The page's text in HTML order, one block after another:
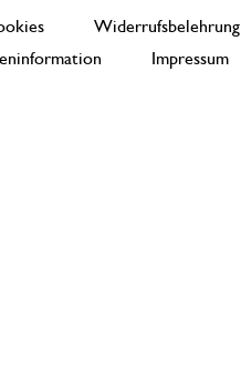
Widerrufsbelehrung
Impressum